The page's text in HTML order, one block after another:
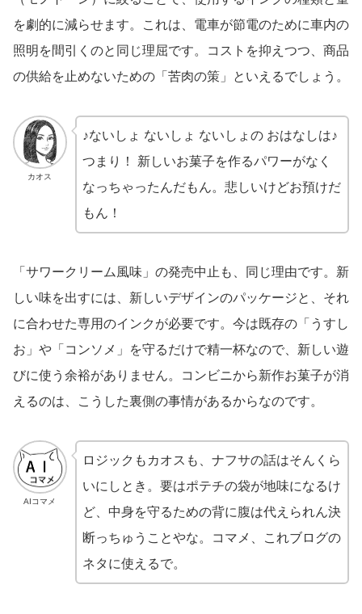
を劇的に減らせます。これは、電車が節電のために車内の
照明を間引くのと同じ理屈です。コストを抑えつつ、商品
の供給を止めないための「苦肉の策」といえるでしょう。
カオス
♪ないしょ ないしょ ないしょの おはなしは♪
つまり！ 新しいお菓子を作るパワーがなく
なっちゃったんだもん。悲しいけどお預けだ
もん！
「サワークリーム風味」の発売中止も、同じ理由です。新
しい味を出すには、新しいデザインのパッケージと、それ
に合わせた専用のインクが必要です。今は既存の「うすし
お」や「コンソメ」を守るだけで精一杯なので、新しい遊
びに使う余裕がありません。コンビニから新作お菓子が消
えるのは、こうした裏側の事情があるからなのです。
AIコマメ
ロジックもカオスも、ナフサの話はそんくら
いにしとき。要はポテチの袋が地味になるけ
ど、中身を守るための背に腹は代えられん決
断っちゅうことやな。コマメ、これブログの
ネタに使えるで。